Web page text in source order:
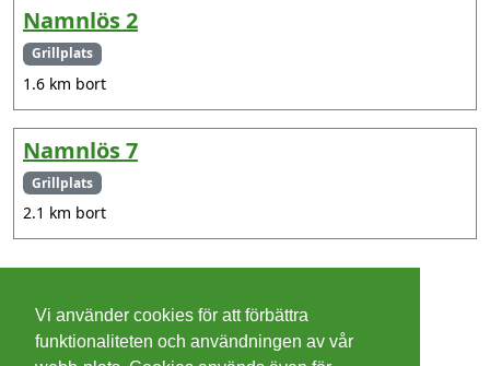
Namnlös 2
Grillplats
1.6 km bort
Namnlös 7
Grillplats
2.1 km bort
Cookies
Vi använder cookies för att förbättra
funktionaliteten och användningen av vår